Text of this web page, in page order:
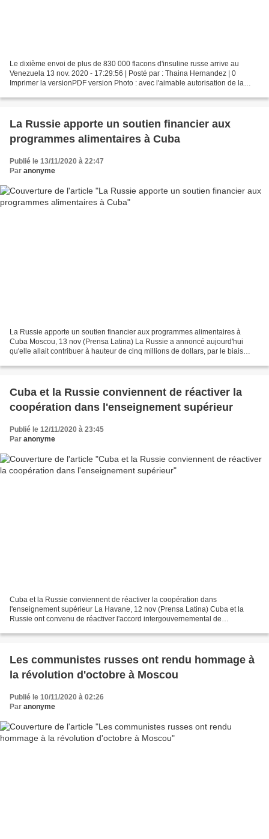
Le dixième envoi de plus de 830 000 flacons d'insuline russe arrive au
Venezuela 13 nov. 2020 - 17:29:56 | Posté par : Thaina Hernandez | 0
Imprimer la versionPDF version Photo : avec l'aimable autorisation de la
La Russie apporte un soutien financier aux
programmes alimentaires à Cuba
Publié le 13/11/2020 à 22:47
Par anonyme
La Russie apporte un soutien financier aux programmes alimentaires à
Cuba Moscou, 13 nov (Prensa Latina) La Russie a annoncé aujourd'hui
qu'elle allait contribuer à hauteur de cinq millions de dollars, par le biais
Cuba et la Russie conviennent de réactiver la
coopération dans l'enseignement supérieur
Publié le 12/11/2020 à 23:45
Par anonyme
Cuba et la Russie conviennent de réactiver la coopération dans
l'enseignement supérieur La Havane, 12 nov (Prensa Latina) Cuba et la
Russie ont convenu de réactiver l'accord intergouvernemental de
Les communistes russes ont rendu hommage à
la révolution d'octobre à Moscou
Publié le 10/11/2020 à 02:26
Par anonyme